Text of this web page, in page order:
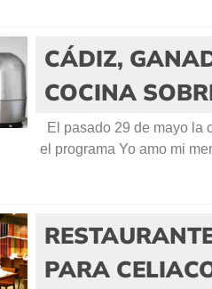
CÁDIZ,
COCINA
El pasado 29 de mayo la
el programa Yo amo mi
PARA